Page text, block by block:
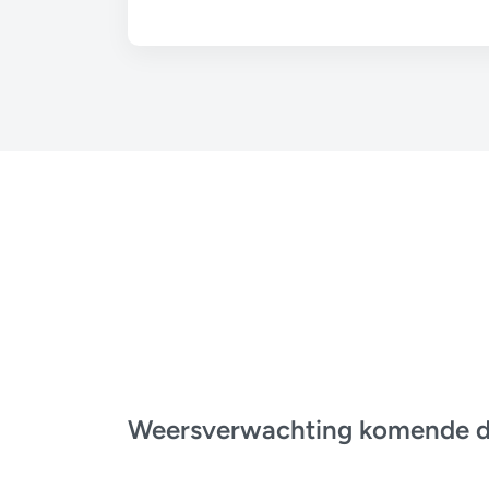
Weersverwachting komende